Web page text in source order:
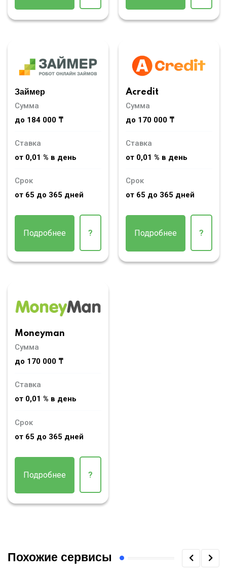
Займер
Сумма
до 184 000 ₸
Ставка
от 0,01 % в день
Срок
от 65 до 365 дней
Подробнее ?
Acredit
Сумма
до 170 000 ₸
Ставка
от 0,01 % в день
Срок
от 65 до 365 дней
Подробнее ?
Moneyman
Сумма
до 170 000 ₸
Ставка
от 0,01 % в день
Срок
от 65 до 365 дней
Подробнее ?
Похожие сервисы